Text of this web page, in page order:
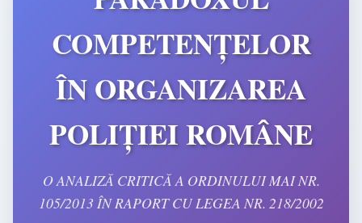
COMPETENȚELOR
ÎN ORGANIZAREA
POLIȚIEI ROMÂNE
O ANALIZĂ CRITICĂ A ORDINULUI MAI NR.
105/2013 ÎN RAPORT CU LEGEA NR. 218/2002